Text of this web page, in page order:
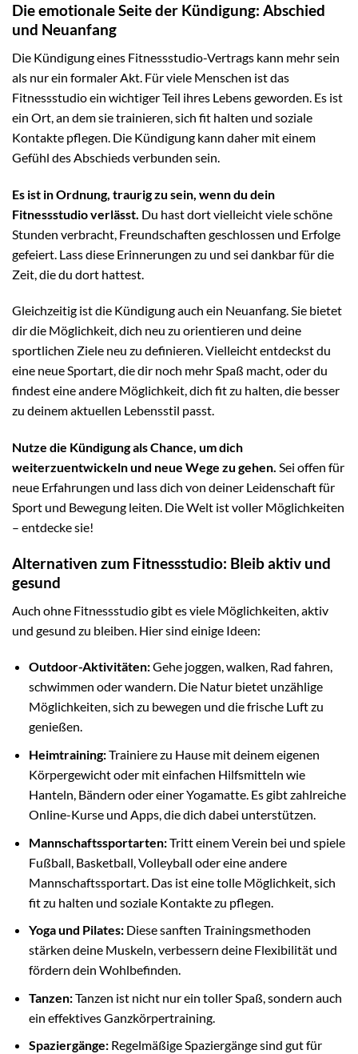
Die emotionale Seite der Kündigung: Abschied
und Neuanfang
Die Kündigung eines Fitnessstudio-Vertrags kann mehr sein
als nur ein formaler Akt. Für viele Menschen ist das
Fitnessstudio ein wichtiger Teil ihres Lebens geworden. Es ist
ein Ort, an dem sie trainieren, sich fit halten und soziale
Kontakte pflegen. Die Kündigung kann daher mit einem
Gefühl des Abschieds verbunden sein.
Es ist in Ordnung, traurig zu sein, wenn du dein
Fitnessstudio verlässt. Du hast dort vielleicht viele schöne
Stunden verbracht, Freundschaften geschlossen und Erfolge
gefeiert. Lass diese Erinnerungen zu und sei dankbar für die
Zeit, die du dort hattest.
Gleichzeitig ist die Kündigung auch ein Neuanfang. Sie bietet
dir die Möglichkeit, dich neu zu orientieren und deine
sportlichen Ziele neu zu definieren. Vielleicht entdeckst du
eine neue Sportart, die dir noch mehr Spaß macht, oder du
findest eine andere Möglichkeit, dich fit zu halten, die besser
zu deinem aktuellen Lebensstil passt.
Nutze die Kündigung als Chance, um dich
weiterzuentwickeln und neue Wege zu gehen. Sei offen für
neue Erfahrungen und lass dich von deiner Leidenschaft für
Sport und Bewegung leiten. Die Welt ist voller Möglichkeiten
– entdecke sie!
Alternativen zum Fitnessstudio: Bleib aktiv und
gesund
Auch ohne Fitnessstudio gibt es viele Möglichkeiten, aktiv
und gesund zu bleiben. Hier sind einige Ideen:
Outdoor-Aktivitäten:Gehe joggen, walken, Rad fahren,
schwimmen oder wandern. Die Natur bietet unzählige
Möglichkeiten, sich zu bewegen und die frische Luft zu
genießen.
Heimtraining:Trainiere zu Hause mit deinem eigenen
Körpergewicht oder mit einfachen Hilfsmitteln wie
Hanteln, Bändern oder einer Yogamatte. Es gibt zahlreiche
Online-Kurse und Apps, die dich dabei unterstützen.
Mannschaftssportarten:Tritt einem Verein bei und spiele
Fußball, Basketball, Volleyball oder eine andere
Mannschaftssportart. Das ist eine tolle Möglichkeit, sich
fit zu halten und soziale Kontakte zu pflegen.
Yoga und Pilates:Diese sanften Trainingsmethoden
stärken deine Muskeln, verbessern deine Flexibilität und
fördern dein Wohlbefinden.
Tanzen:Tanzen ist nicht nur ein toller Spaß, sondern auch
ein effektives Ganzkörpertraining.
Spaziergänge:Regelmäßige Spaziergänge sind gut für